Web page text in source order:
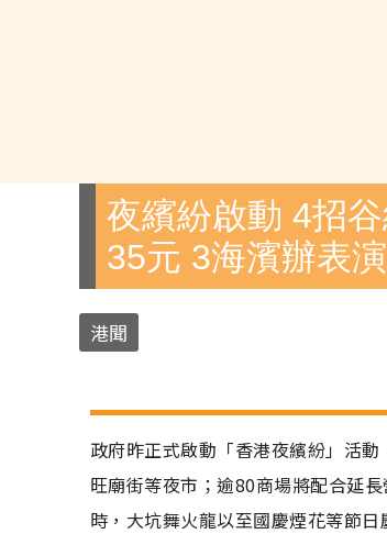
夜繽紛啟動 4招
35元 3海濱辦表演
港聞
政府昨正式啟動「香港夜繽紛」活
旺廟街等夜市；逾80商場將配合延
時，大坑舞火龍以至國慶煙花等節